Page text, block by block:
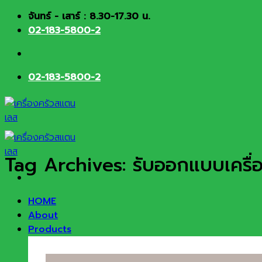
Skip จันทร์ - เสาร์ : 8.30-17.30 น.
02-183-5800-2
02-183-5800-2
HOME
About
Products
Tag Archives: รับออกแบบเครื่